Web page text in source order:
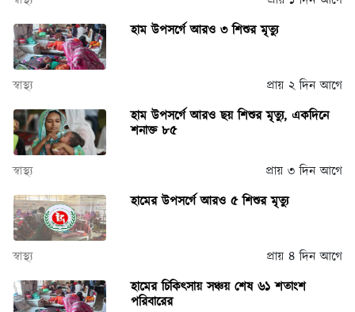
হাম উপসর্গে আরও ৩ শিশুর মৃত্যু
স্বাস্থ্য
প্রায় ২ দিন আগে
হাম উপসর্গে আরও ছয় শিশুর মৃত্যু, একদিনে
শনাক্ত ৮৫
স্বাস্থ্য
প্রায় ৩ দিন আগে
হামের উপসর্গে আরও ৫ শিশুর মৃত্যু
স্বাস্থ্য
প্রায় ৪ দিন আগে
হামের চিকিৎসায় সঞ্চয় শেষ ৬১ শতাংশ
পরিবারের